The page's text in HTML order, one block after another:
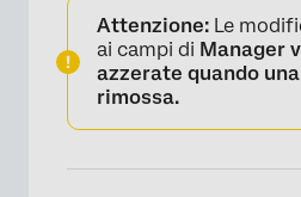
Attenzione: Le
ai campi di Manager
azzerate quando
rimossa.